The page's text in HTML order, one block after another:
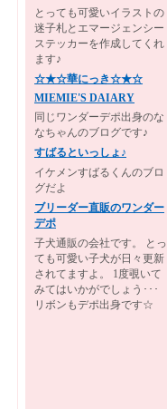
とっても可愛いイラストの
迷子札とエマージェンシー
ステッカーを作成してくれ
ます♪
☆★☆華にっき☆★☆
MIEMIE'S DAIARY
同じワンダーデポ出身のな
なちゃんのブログです♪
すばるといっしょ♪
イケメンすばるくんのブロ
グだよ
ブリーダー直販のワンダー
デポ
子犬通販の会社です。 とっ
ても可愛い子犬が日々更新
されてますよ。 1度覗いて
みてはいかがでしょう･･･
リボンもデポ出身です☆